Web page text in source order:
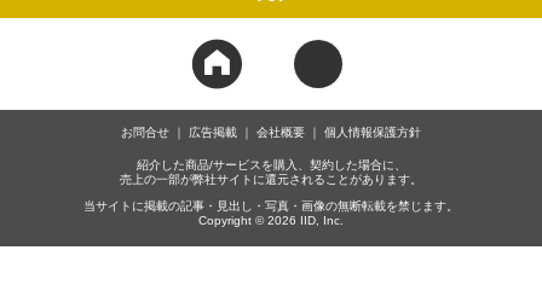
お問合せ 広告掲載 会社概要 個人情報保護方針
紹介した商品/サービスを購入、契約した場合に、
売上の一部が弊社サイトに還元されることがあります。
当サイトに掲載の記事・見出し・写真・画像の無断転載を禁じます。
Copyright © 2026 IID, Inc.